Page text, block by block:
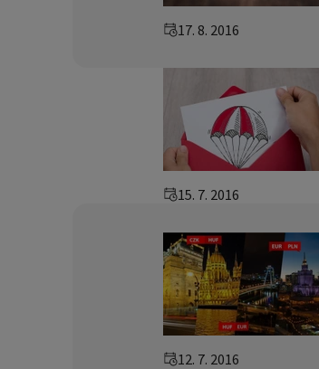
17. 8. 2016
15. 7. 2016
12. 7. 2016